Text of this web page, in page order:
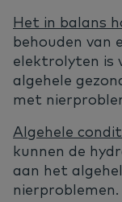
Het in balans
behouden van
elektrolyten is
algehele
met
Algehele
kunnen de
aan het
nierproblemen.